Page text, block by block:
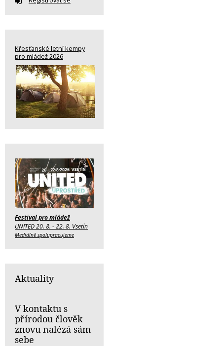
Křesťanské letní kempy
pro mládež 2026
Festival pro mládež
UNITED 20. 8. - 22. 8. Vsetín
Mediálně spolupracujeme
Aktuality
V kontaktu s
přírodou člověk
znovu nalézá sám
sebe